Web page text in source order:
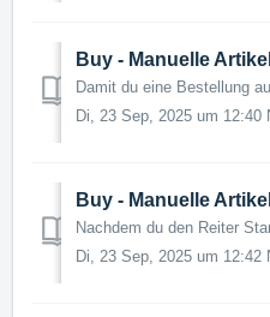
Buy - Manuelle
Di, 23 Sep, 2025 um 12:40
Buy - Manuelle
Di, 23 Sep, 2025 um 12:42